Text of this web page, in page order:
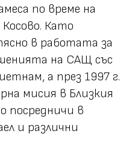
по време на
Като
в работата за
на САЩ със
а през 1997 г.
мисия в Близкия
посредничи в
и различни